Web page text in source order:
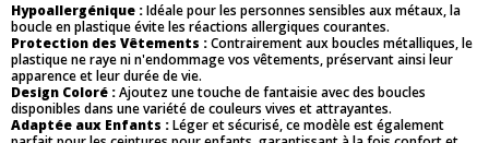
Hypoallergénique :Idéale pour les personnes sensibles aux métaux, la
boucle en plastique évite les réactions allergiques courantes.
Protection des Vêtements :Contrairement aux boucles métalliques, le
plastique ne raye ni n'endommage vos vêtements, préservant ainsi leur
apparence et leur durée de vie.
Design Coloré :Ajoutez une touche de fantaisie avec des boucles
disponibles dans une variété de couleurs vives et attrayantes.
Adaptée aux Enfants :Léger et sécurisé, ce modèle est également